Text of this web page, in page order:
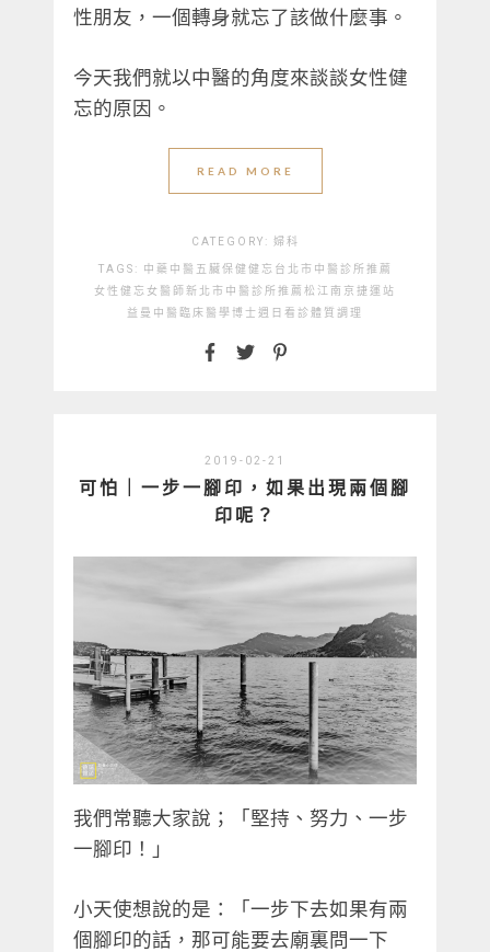
性朋友，一個轉身就忘了該做什麼事。
今天我們就以中醫的角度來談談女性健
忘的原因。
READ MORE
CATEGORY: 婦科
TAGS: 中藥 中醫 五臟保健健忘 台北市中醫診所推薦
女性健忘 女醫師 新北市中醫診所推薦 松江南京捷運站
益曼中醫 臨床醫學博士週日看診體質調理
2019-02-21
可怕｜一步一腳印，如果出現兩個腳
印呢？
我們常聽大家說；「堅持、努力、一步
一腳印！」
小天使想說的是：「一步下去如果有兩
個腳印的話，那可能要去廟裏問一下